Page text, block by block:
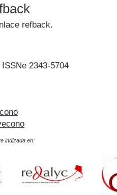
refback.
2343-5704
indizada en: